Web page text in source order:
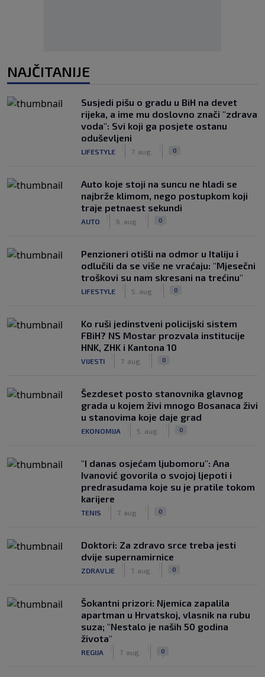
NAJČITANIJE
Susjedi pišu o gradu u BiH na devet
rijeka, a ime mu doslovno znači "zdrava
voda": Svi koji ga posjete ostanu
oduševljeni
LIFESTYLE 7. aug. 0
Auto koje stoji na suncu ne hladi se
najbrže klimom, nego postupkom koji
traje petnaest sekundi
AUTO 6. aug. 0
Penzioneri otišli na odmor u Italiju i
odlučili da se više ne vraćaju: "Mjesečni
troškovi su nam skresani na trećinu"
LIFESTYLE 5. aug. 0
Ko ruši jedinstveni policijski sistem
FBiH? NS Mostar prozvala institucije
HNK, ZHK i Kantona 10
VIJESTI 7. aug. 0
Šezdeset posto stanovnika glavnog
grada u kojem živi mnogo Bosanaca živi
u stanovima koje daje grad
EKONOMIJA 5. aug. 0
"I danas osjećam ljubomoru": Ana
Ivanović govorila o svojoj ljepoti i
predrasudama koje su je pratile tokom
karijere
TENIS 7. aug. 0
Doktori: Za zdravo srce treba jesti
dvije supernamirnice
ZDRAVLJE 7. aug. 0
Šokantni prizori: Njemica zapalila
apartman u Hrvatskoj, vlasnik na rubu
suza; "Nestalo je naših 50 godina
života"
REGIJA 7. aug. 0